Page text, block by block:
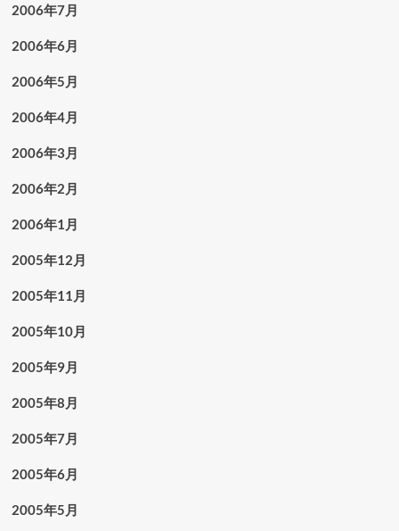
2006年7月
2006年6月
2006年5月
2006年4月
2006年3月
2006年2月
2006年1月
2005年12月
2005年11月
2005年10月
2005年9月
2005年8月
2005年7月
2005年6月
2005年5月